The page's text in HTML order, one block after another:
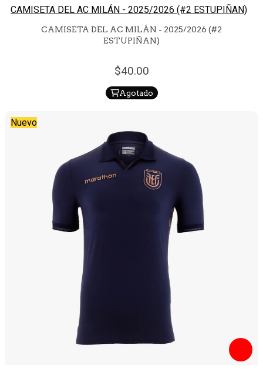
CAMISETA DEL AC MILÁN - 2025/2026 (#2 ESTUPIÑAN)
CAMISETA DEL AC MILÁN - 2025/2026 (#2
ESTUPIÑAN)
40.00
Agotado
Nuevo